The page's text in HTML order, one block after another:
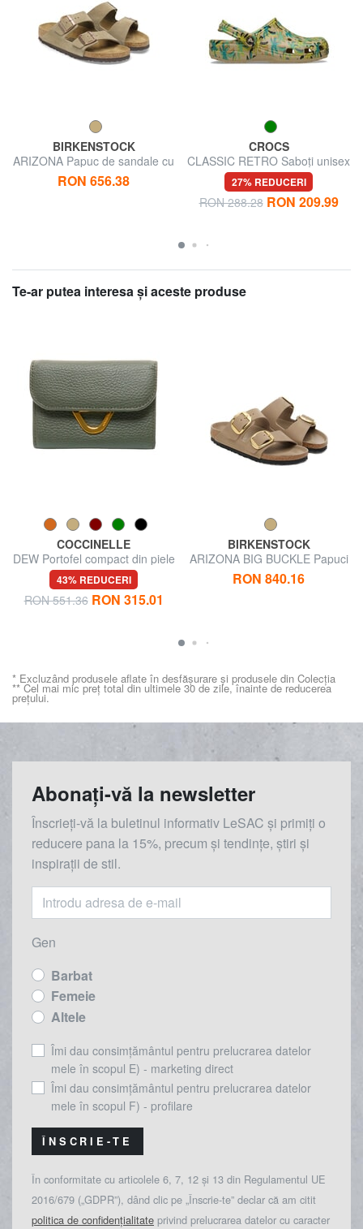
BIRKENSTOCK
ARIZONA Papuc de sandale cu
catarame
RON 656.38
CROCS
CLASSIC RETRO Saboți unisex
27% REDUCERI
RON 288.28 RON 209.99
Te-ar putea interesa şi aceste produse
COCCINELLE
DEW Portofel compact din piele
43% REDUCERI
RON 551.36 RON 315.01
BIRKENSTOCK
ARIZONA BIG BUCKLE Papuci
din piele cu 2 barete
RON 840.16
* Excluzând produsele aflate în desfășurare și produsele din Colecția
** Cel mai mic preț total din ultimele 30 de zile, înainte de reducerea
prețului.
Abonați-vă la newsletter
Înscrieți-vă la buletinul informativ LeSAC și primiți o
reducere pana la 15%, precum și tendințe, știri și
inspirații de stil.
Gen
Barbat
Femeie
Altele
Îmi dau consimțământul pentru prelucrarea datelor
mele în scopul E) - marketing direct
Îmi dau consimțământul pentru prelucrarea datelor
mele în scopul F) - profilare
ÎNSCRIE-TE
În conformitate cu articolele 6, 7, 12 și 13 din Regulamentul UE
2016/679 („GDPR”), dând clic pe „Înscrie-te” declar că am citit
politica de confidențialitate privind prelucrarea datelor cu caracter